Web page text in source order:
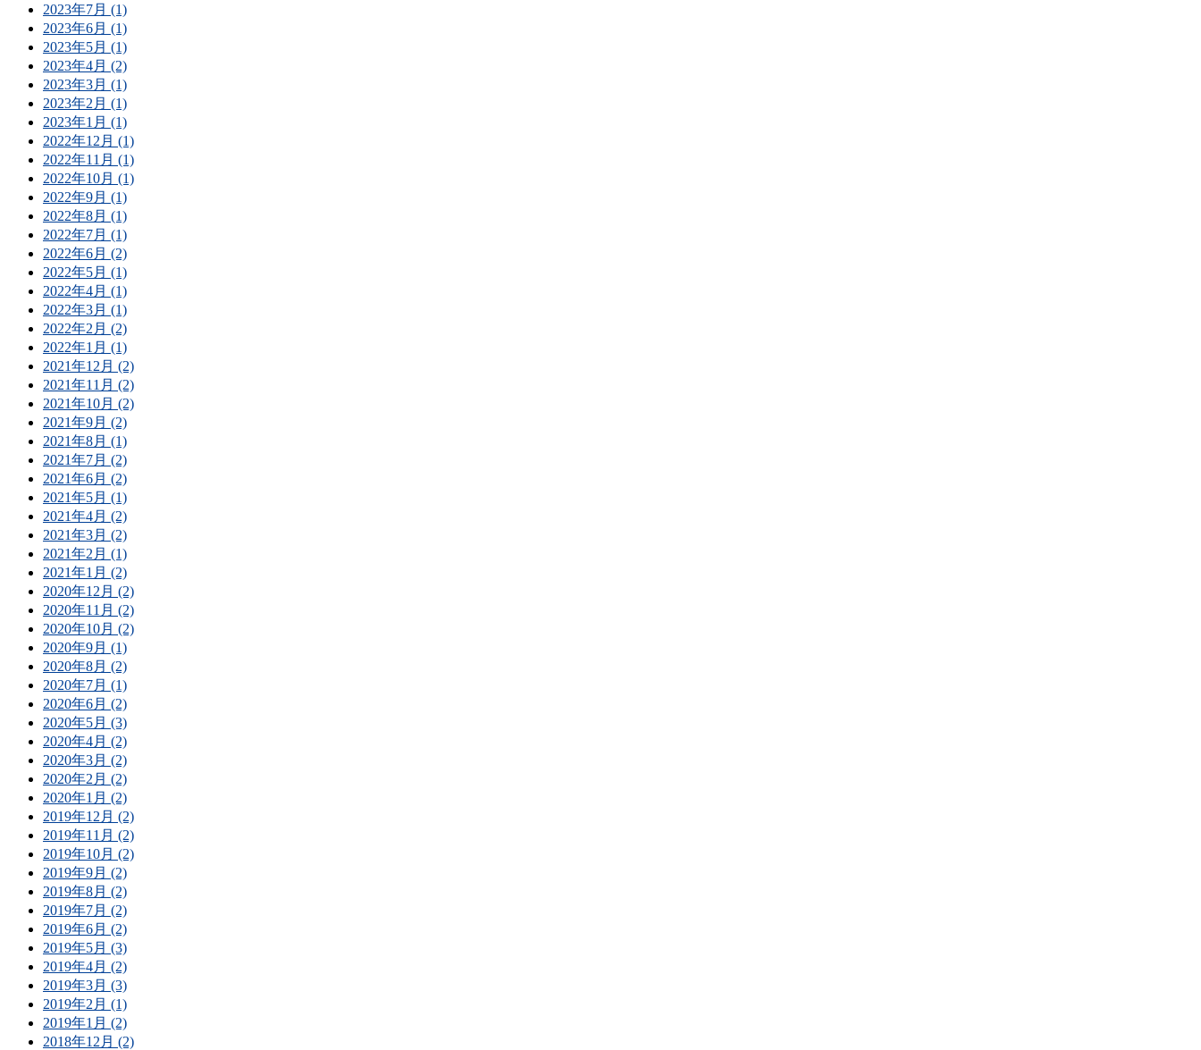
2023年7月 (1)
2023年6月 (1)
2023年5月 (1)
2023年4月 (2)
2023年3月 (1)
2023年2月 (1)
2023年1月 (1)
2022年12月 (1)
2022年11月 (1)
2022年10月 (1)
2022年9月 (1)
2022年8月 (1)
2022年7月 (1)
2022年6月 (2)
2022年5月 (1)
2022年4月 (1)
2022年3月 (1)
2022年2月 (2)
2022年1月 (1)
2021年12月 (2)
2021年11月 (2)
2021年10月 (2)
2021年9月 (2)
2021年8月 (1)
2021年7月 (2)
2021年6月 (2)
2021年5月 (1)
2021年4月 (2)
2021年3月 (2)
2021年2月 (1)
2021年1月 (2)
2020年12月 (2)
2020年11月 (2)
2020年10月 (2)
2020年9月 (1)
2020年8月 (2)
2020年7月 (1)
2020年6月 (2)
2020年5月 (3)
2020年4月 (2)
2020年3月 (2)
2020年2月 (2)
2020年1月 (2)
2019年12月 (2)
2019年11月 (2)
2019年10月 (2)
2019年9月 (2)
2019年8月 (2)
2019年7月 (2)
2019年6月 (2)
2019年5月 (3)
2019年4月 (2)
2019年3月 (3)
2019年2月 (1)
2019年1月 (2)
2018年12月 (2)